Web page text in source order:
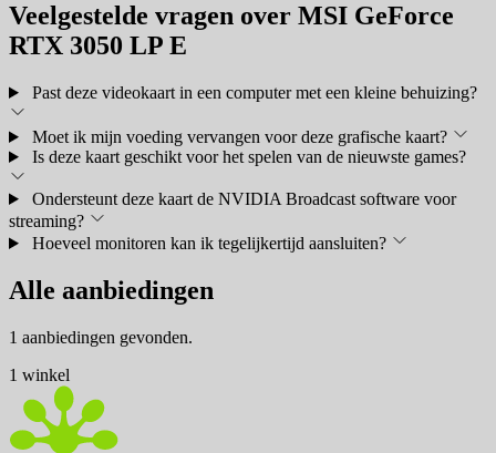
Veelgestelde vragen over MSI GeForce
RTX 3050 LP E
Past deze videokaart in een computer met een kleine behuizing?
Moet ik mijn voeding vervangen voor deze grafische kaart?
Is deze kaart geschikt voor het spelen van de nieuwste games?
Ondersteunt deze kaart de NVIDIA Broadcast software voor
streaming?
Hoeveel monitoren kan ik tegelijkertijd aansluiten?
Alle aanbiedingen
1 aanbiedingen gevonden.
1 winkel